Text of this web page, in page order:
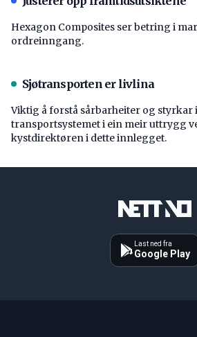
Hexagon Composites ser betring i
ordreinngang.
Sjøtransporten er livlina
Viktig å forstå ­sårbarheiter og styrkar
transport­systemet i ein meir uttrygg
kystdirektøren i dette innlegget.
Last ned fra
Google Play